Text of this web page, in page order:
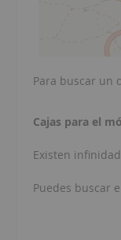
Para buscar un
Cajas para el
Existen
Puedes buscar